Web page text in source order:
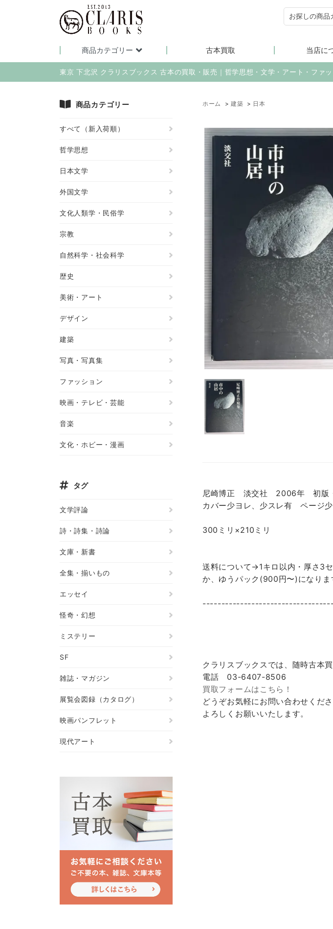
商品カテゴリー 古本買取 当店に
東京 下北沢 クラリスブックス 古本の買取・販売｜哲学思想・文学・アート・ファ
ホーム > 建築 > 日本
尼崎博正 淡交社 2006年 初版
カバー少ヨレ、少スレ有 ページ
300ミリ×210ミリ
送料について→1キロ以内・厚さ3
か、ゆうパック(900円〜)になりま
クラリスブックスでは、随時古本
電話 03-6407-8506
買取フォームはこちら！
どうぞお気軽にお問い合わせくださ
よろしくお願いいたします。
商品カテゴリー
すべて（新入荷順）
哲学思想
日本文学
外国文学
文化人類学・民俗学
宗教
自然科学・社会科学
歴史
美術・アート
デザイン
建築
写真・写真集
ファッション
映画・テレビ・芸能
音楽
文化・ホビー・漫画
タグ
文学評論
詩・詩集・詩論
文庫・新書
全集・揃いもの
エッセイ
怪奇・幻想
ミステリー
SF
雑誌・マガジン
展覧会図録（カタログ）
映画パンフレット
現代アート